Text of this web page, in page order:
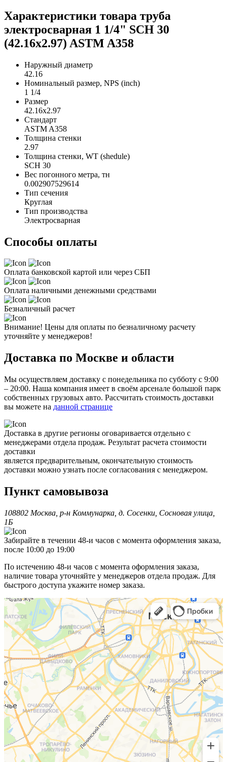
Характеристики товара труба
электросварная 1 1/4" SCH 30
(42.16х2.97) ASTM A358
Наружный диаметр
42.16
Номинальный размер, NPS (inch)
1 1/4
Размер
42.16х2.97
Стандарт
ASTM A358
Толщина стенки
2.97
Толщина стенки, WT (shedule)
SCH 30
Вес погонного метра, тн
0.002907529614
Тип сечения
Круглая
Тип производства
Электросварная
Способы оплаты
Оплата банковской картой или через СБП
Оплата наличными денежными средствами
Безналичный расчет
Внимание! Цены для оплаты по безналичному расчету
уточняйте у менеджеров!
Доставка по Москве и области
Мы осуществляем доставку с понедельника по субботу с 9:00
– 20:00. Наша компания имеет в своём арсенале большой парк
собственных грузовых авто. Рассчитать стоимость доставки
вы можете на данной странице
Доставка в другие регионы оговаривается отдельно с
менеджерами отдела продаж. Результат расчета стоимости
доставки
является предварительным, окончательную стоимость
доставки можно узнать после согласования с менеджером.
Пункт самовывоза
108802 Москва, р-н Коммунарка, д. Сосенки, Сосновая улица,
1Б
Забирайте в течении 48-и часов с момента оформления заказа,
после 10:00 до 19:00
По истечению 48-и часов с момента оформления заказа,
наличие товара уточняйте у менеджеров отдела продаж. Для
быстрого доступа укажите номер заказа.